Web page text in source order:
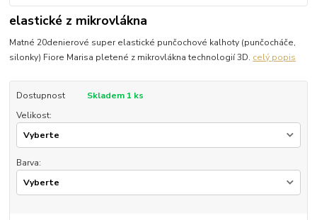
elastické z mikrovlákna
Matné 20denierové super elastické punčochové kalhoty (punčocháče,
silonky) Fiore Marisa pletené z mikrovlákna technologií 3D. celý popis
Dostupnost
Skladem 1 ks
Velikost:
Barva: